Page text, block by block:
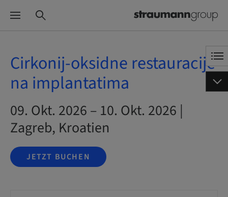
Cirkonij-oksidne restauracije
na implantatima
09. Okt. 2026 – 10. Okt. 2026 |
Zagreb, Kroatien
JETZT BUCHEN